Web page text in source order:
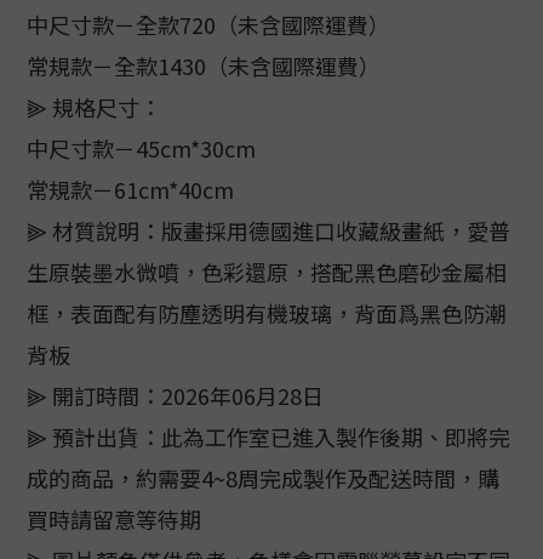
中尺寸款－全款720（未含國際運費）
常規款－全款1430（未含國際運費）
⫸ 規格尺寸：
中尺寸款－45cm*30cm
常規款－61cm*40cm
⫸ 材質說明：版畫採用德國進口收藏級畫紙，愛普
生原裝墨水微噴，色彩還原，搭配黑色磨砂金屬相
框，表面配有防塵透明有機玻璃，背面爲黑色防潮
背板
⫸ 開訂時間：2026年06月28日
⫸ 預計出貨：此為工作室已進入製作後期、即將完
成的商品，約需要4~8周完成製作及配送時間，購
買時請留意等待期